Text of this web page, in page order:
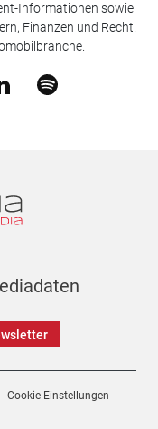
Informationen sowie
Finanzen und Recht.
Cookie-Einstellungen